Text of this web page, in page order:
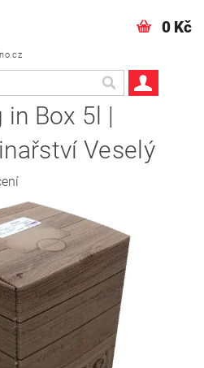
0 Kč
in Box 5l |
Veselý